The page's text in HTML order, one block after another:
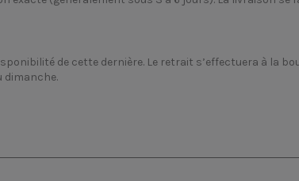
de cette dernière. Le retrait s’effectuera à la
dimanche.